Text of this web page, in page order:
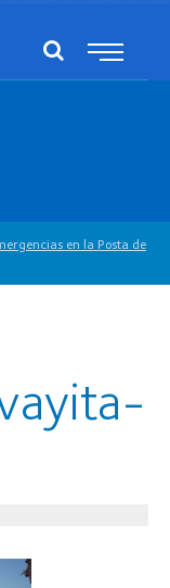
en la Posta de